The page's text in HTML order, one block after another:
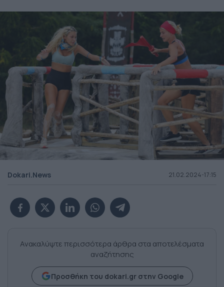
Dokari.News 21.02.2024-17:15
Ανακαλύψτε περισσότερα άρθρα στα αποτελέσματα
αναζήτησης
Προσθήκη του dokari.gr στην Google